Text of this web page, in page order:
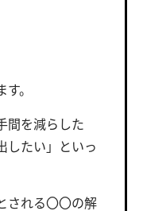
。
間を減らした
したい」といっ
される〇〇の解